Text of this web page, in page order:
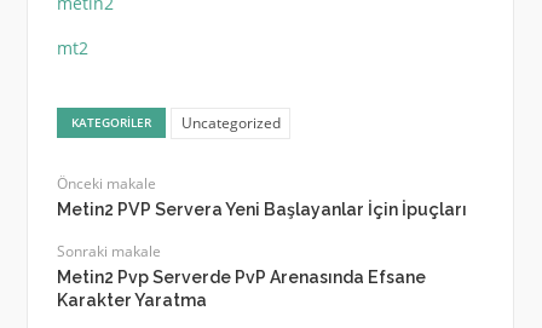
mt2
KATEGORILER Uncategorized
Önceki makale
Metin2 PVP Servera Yeni Başlayanlar İçin İpuçları
Sonraki makale
Metin2 Pvp Serverde PvP Arenasında Efsane
Karakter Yaratma